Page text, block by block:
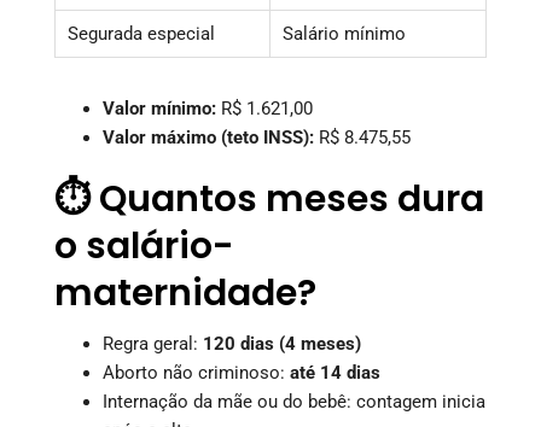
Segurada especial Salário mínimo
Valor mínimo: R$ 1.621,00
Valor máximo (teto INSS): R$ 8.475,55
⏱️ Quantos meses dura
o salário-
maternidade?
Regra geral: 120 dias (4 meses)
Aborto não criminoso: até 14 dias
Internação da mãe ou do bebê: contagem inicia